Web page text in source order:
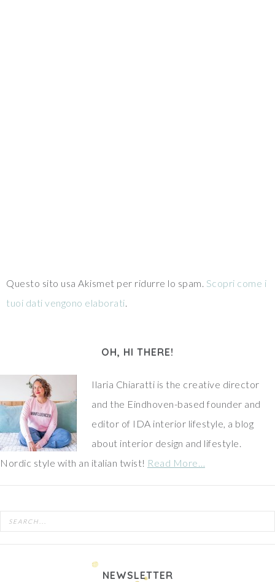
Questo sito usa Akismet per ridurre lo spam. Scopri come i
tuoi dati vengono elaborati
OH, HI THERE!
Ilaria Chiaratti is the creative director
and the Eindhoven-based founder and
editor of IDA interior lifestyle, a blog
about interior design and lifestyle.
Nordic style with an italian twist! Read More…
NEWSLETTER